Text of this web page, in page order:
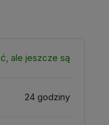
ale jeszcze są
24 godziny